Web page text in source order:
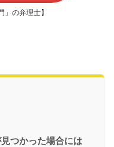
」の弁理士】
つかった場合には